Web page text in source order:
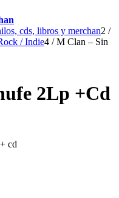
cds, libros y merchan2 /
/ Indie4 / M Clan – Sin
2Lp +Cd
cd